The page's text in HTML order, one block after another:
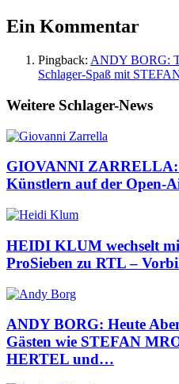
Ein Kommentar
Pingback: ANDY BORG:
Schlager-Spaß mit
Weitere Schlager-News
GIOVANNI ZARRELLA:
Künstlern auf der Open-
HEIDI KLUM wechselt
ProSieben zu RTL –
ANDY BORG: Heute
Gästen wie STEFAN
HERTEL und…